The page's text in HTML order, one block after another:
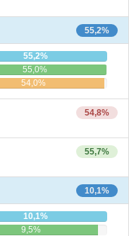
55,2%
55,2%
55,0%
54,0%
54,8%
55,7%
10,1%
10,1%
9,5%